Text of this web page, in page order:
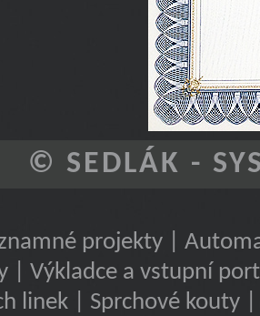
© SEDLÁK -
projekty
|Výkladce a vstupní
linek
Sprchové kouty